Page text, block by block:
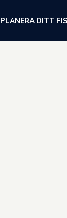
PLANERA DITT